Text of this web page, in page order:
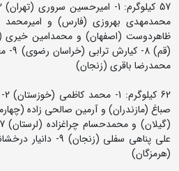
محمدرضا باقری (زنجان)
(هرمزگان)